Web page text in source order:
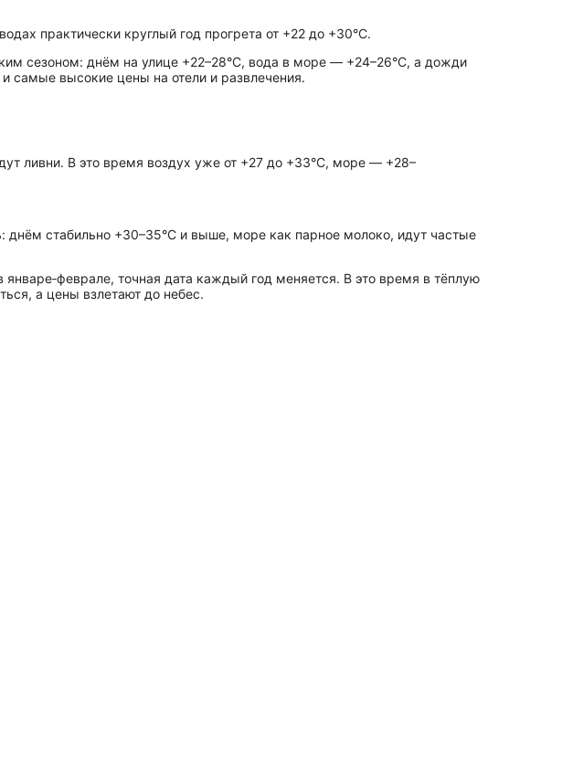
практически круглый год прогрета от +22 до +30°C.
сезоном: днём на улице +22–28°C, вода в море — +24–26°C, а дожди
самые высокие цены на отели и развлечения.
ливни. В это время воздух уже от +27 до +33°C, море — +28–
стабильно +30–35°C и выше, море как парное молоко, идут частые
январе‑феврале, точная дата каждый год меняется. В это время в тёплую
а цены взлетают до небес.